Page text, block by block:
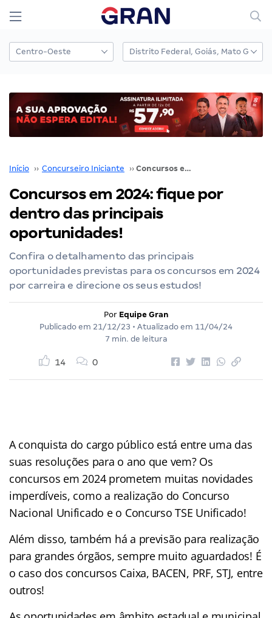
Início ›› Concurseiro Iniciante ›› Concursos em 2024: fique por dentro das principais oportunidades!
Concursos em 2024: fique por
dentro das principais
oportunidades!
Confira o detalhamento das principais
oportunidades previstas para os concursos em 2024
por carreira e direcione os seus estudos!
Por Equipe Gran
Publicado em 21/12/23 • Atualizado em 11/04/24
7 min. de leitura
14 0
A conquista do cargo público está entre uma das
suas resoluções para o ano que vem? Os
concursos em 2024 prometem muitas novidades
imperdíveis, como a realização do Concurso
Nacional Unificado e o Concurso TSE Unificado!
Além disso, também há a previsão para realização
para grandes órgãos, sempre muito aguardados! É
o caso dos concursos Caixa, BACEN, PRF, STJ, entre
outros!